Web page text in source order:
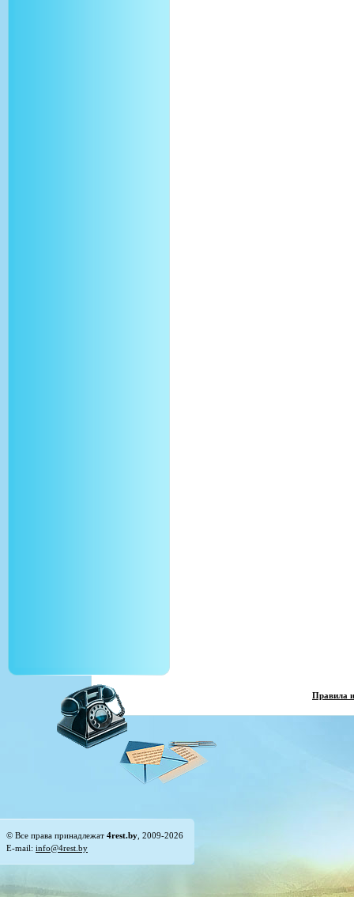
Правила
© Все права принадлежат 4rest.by , 2009-2026
E-mail: info@4rest.by